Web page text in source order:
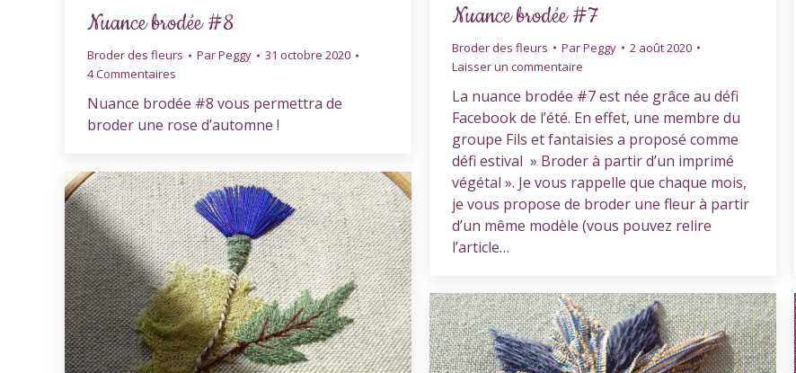
Nuance brodée #8
Broder des fleurs ParPeggy
31 octobre 2020
4 Commentaires
Nuance brodée #8 vous permettra de
broder une rose d’automne !
Nuance brodée #7
Broder des fleurs ParPeggy
2 août 2020
Laisser un commentaire
La nuance brodée #7 est née grâce au défi
Facebook de l’été. En effet, une membre du
groupe Fils et fantaisies a proposé comme
défi estival » Broder à partir d’un imprimé
végétal ». Je vous rappelle que chaque mois,
je vous propose de broder une fleur à partir
d’un même modèle (vous pouvez relire
l’article…